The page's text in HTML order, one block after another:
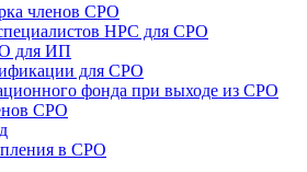
членов СРО
НРС для СРО
для ИП
для СРО
фонда при выходе из СРО
СРО
в СРО